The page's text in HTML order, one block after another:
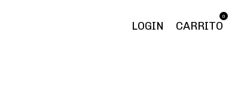
LOGIN CARRITO
0